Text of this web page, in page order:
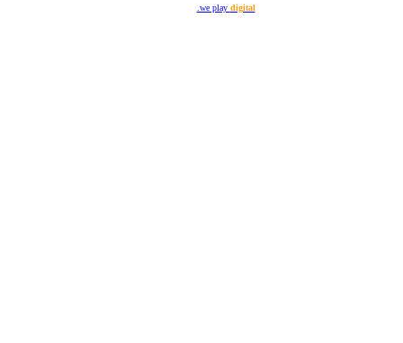
.we play digital